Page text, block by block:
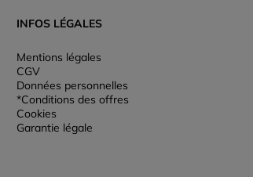
INFOS LÉGALES
Mentions légales
CGV
Données personnelles
*Conditions des offres
Cookies
Garantie légale